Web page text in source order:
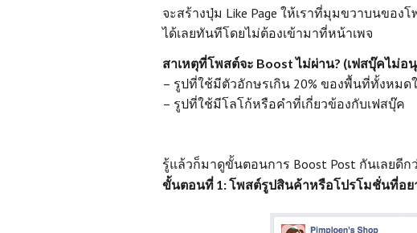
จะสร้างปุ่ม Like Page ให้เราที่มุมขวาบนของ
ได้เลยทันทีโดยไม่ต้องเข้ามาที่หน้าเพจ
สาเหตุที่โพสต์จะ Boost ไม่ผ่าน? (เฟสบุ๊คไม่
– รูปที่ใช้มีตัวอักษรเกิน 20% ของพื้นที่ทั้งหมด
– รูปที่ใช้มีโลโก้หรือคำที่เกี่ยวข้องกับเฟสบุ๊ค
รู้แล้วก็มาดูขั้นตอนการ Boost Post กันเลยดีก
ขั้นตอนที่ 1: โพสต์รูปสินค้าหรือโปรโมชั่นที่อย